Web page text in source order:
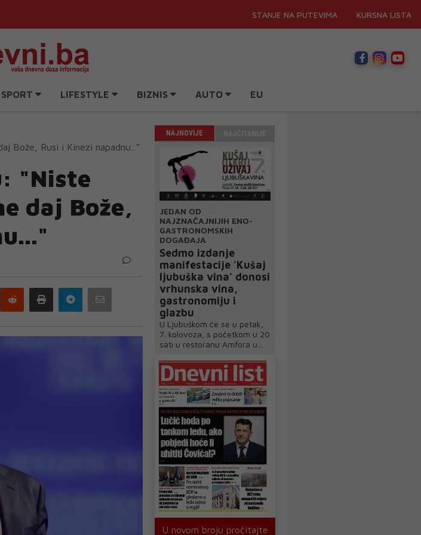
STANJE NA PUTEVIMA KURSNA LISTA
SPORT LIFESTYLE BIZNIS AUTO EU
Bože, Rusi i Kinezi napadnu..."
"Niste
daj Bože,
PinterestReddit Print Telegram
NAJNOVIJE
JEDAN OD
NAJZNAČAJNIJIH ENO-
GASTRONOMSKIH
DOGAĐAJA
Sedmo izdanje
manifestacije 'Kušaj
ljubuška vina' donosi
vrhunska vina,
gastronomiju i
glazbu
U Ljubuškom će se u petak,
7. kolovoza, s početkom u 20
sati u restoranu Amfora u...
U novom broju pročitajte